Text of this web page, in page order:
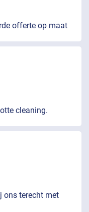
offerte op maat
cleaning.
ons terecht met